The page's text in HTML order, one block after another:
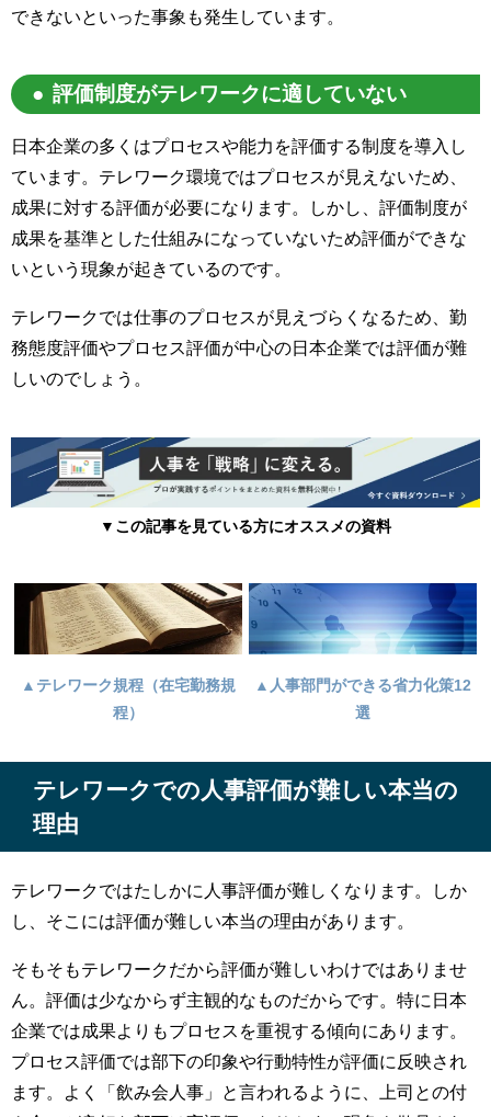
できないといった事象も発生しています。
評価制度がテレワークに適していない
日本企業の多くはプロセスや能力を評価する制度を導入し
ています。テレワーク環境ではプロセスが見えないため、
成果に対する評価が必要になります。しかし、評価制度が
成果を基準とした仕組みになっていないため評価ができな
いという現象が起きているのです。
テレワークでは仕事のプロセスが見えづらくなるため、勤
務態度評価やプロセス評価が中心の日本企業では評価が難
しいのでしょう。
▼この記事を見ている方にオススメの資料
▲テレワーク規程（在宅勤務規
程）
▲人事部門ができる省力化策12
選
テレワークでの人事評価が難しい本当の
理由
テレワークではたしかに人事評価が難しくなります。しか
し、そこには評価が難しい本当の理由があります。
そもそもテレワークだから評価が難しいわけではありませ
ん。評価は少なからず主観的なものだからです。特に日本
企業では成果よりもプロセスを重視する傾向にあります。
プロセス評価では部下の印象や行動特性が評価に反映され
ます。よく「飲み会人事」と言われるように、上司との付